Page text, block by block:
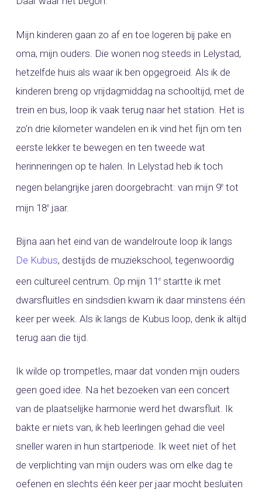
Mijn kinderen gaan zo af en toe logeren bij pake en
oma, mijn ouders. Die wonen nog steeds in Lelystad,
hetzelfde huis als waar ik ben opgegroeid. Als ik de
kinderen breng op vrijdagmiddag na schooltijd, met de
trein en bus, loop ik vaak terug naar het station. Het is
zo’n drie kilometer wandelen en ik vind het fijn om ten
eerste lekker te bewegen en ten tweede wat
herinneringen op te halen. In Lelystad heb ik toch
negen belangrijke jaren doorgebracht: van mijn 9etot
mijn 18ejaar.
Bijna aan het eind van de wandelroute loop ik langs
De Kubus, destijds de muziekschool, tegenwoordig
een cultureel centrum. Op mijn 11 estartte ik met
dwarsfluitles en sindsdien kwam ik daar minstens één
keer per week. Als ik langs de Kubus loop, denk ik altijd
terug aan die tijd.
Ik wilde op trompetles, maar dat vonden mijn ouders
geen goed idee. Na het bezoeken van een concert
van de plaatselijke harmonie werd het dwarsfluit. Ik
bakte er niets van, ik heb leerlingen gehad die veel
sneller waren in hun startperiode. Ik weet niet of het
de verplichting van mijn ouders was om elke dag te
oefenen en slechts één keer per jaar mocht besluiten